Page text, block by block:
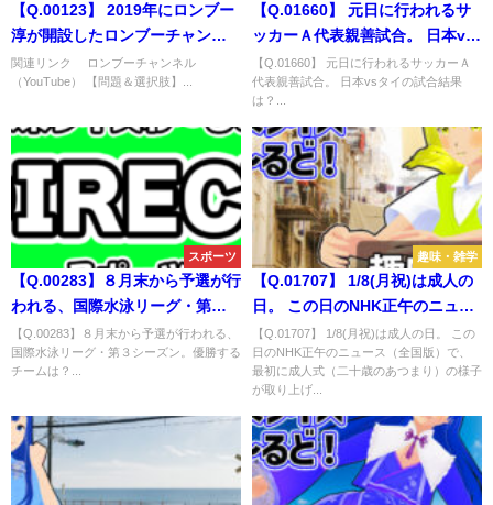
【Q.00123】 2019年にロンブー
淳が開設したロンブーチャンネ
ル。 2020年にロンブー亮が登場
するのはいつ？
関連リンク ロンブーチャンネル
（YouTube） 【問題＆選択肢】...
【Q.01660】 元日に行われるサ
ッカーＡ代表親善試合。 日本vs
タイの試合結果は？
【Q.01660】 元日に行われるサッカーＡ
代表親善試合。 日本vsタイの試合結果
は？...
スポーツ
【Q.00283】８月末から予選が行
われる、国際水泳リーグ・第３
シーズン。優勝するチームは？
【Q.00283】８月末から予選が行われる、
国際水泳リーグ・第３シーズン。優勝する
チームは？...
趣味・雑学
【Q.01707】 1/8(月祝)は成人の
日。 この日のNHK正午のニュー
ス（全国版）で、 最初に成人式
（二十歳のあつまり）の様子が
取り上げられる都道府県は？
【Q.01707】 1/8(月祝)は成人の日。 この
日のNHK正午のニュース（全国版）で、
最初に成人式（二十歳のあつまり）の様子
が取り上げ...